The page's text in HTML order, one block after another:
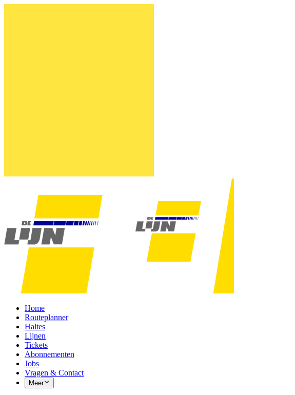
Home
Routeplanner
Haltes
Lijnen
Tickets
Abonnementen
Jobs
Vragen & Contact
Meer